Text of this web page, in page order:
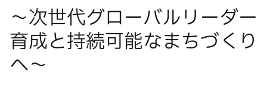
〜次世代グローバルリーダー
育成と持続可能なまちづくり
へ〜